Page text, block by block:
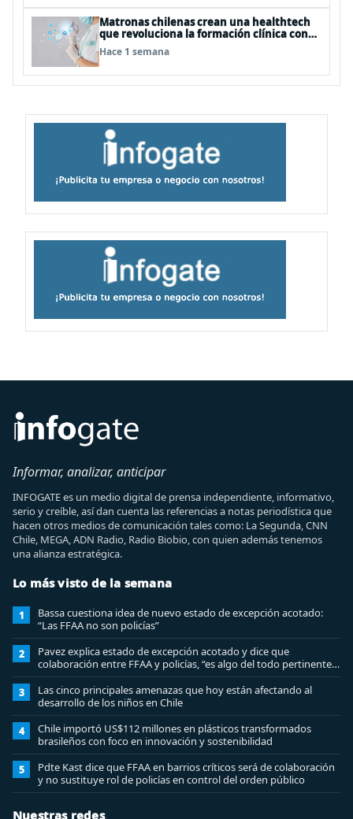
Matronas chilenas crean una healthtech
que revoluciona la formación clínica con
simuladores inteligentes
Hace 1 semana
Informar, analizar, anticipar
INFOGATE es un medio digital de prensa independiente, informativo,
serio y creíble, así dan cuenta las referencias a notas periodística que
hacen otros medios de comunicación tales como: La Segunda, CNN
Chile, MEGA, ADN Radio, Radio Biobio, con quien además tenemos
una alianza estratégica.
Lo más visto de la semana
1
Bassa cuestiona idea de nuevo estado de excepción acotado:
“Las FFAA no son policías”
2
Pavez explica estado de excepción acotado y dice que
colaboración entre FFAA y policías, “es algo del todo pertinente
analizar”
3
Las cinco principales amenazas que hoy están afectando al
desarrollo de los niños en Chile
4
Chile importó US$112 millones en plásticos transformados
brasileños con foco en innovación y sostenibilidad
5
Pdte Kast dice que FFAA en barrios críticos será de colaboración
y no sustituye rol de policías en control del orden público
Nuestras redes